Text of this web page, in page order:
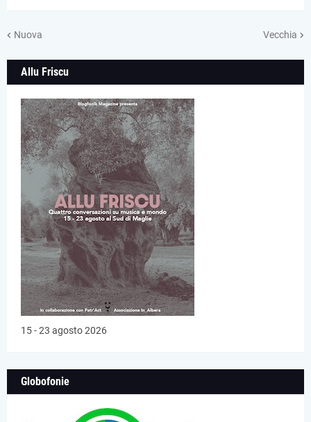
Nuova Vecchia
Allu Friscu
15 - 23 agosto 2026
Globofonie